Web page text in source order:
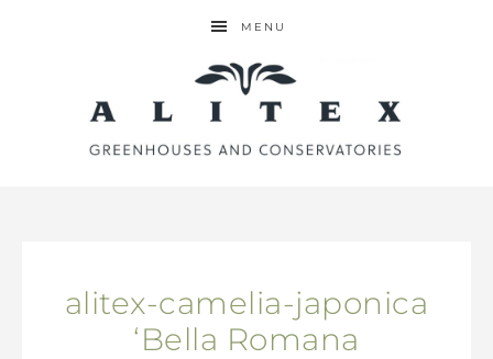
MENU
alitex-camelia-japonica
‘Bella Romana